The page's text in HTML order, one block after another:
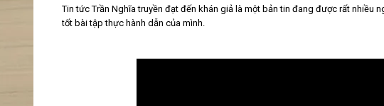
Tin tức Trần Nghĩa truyền đạt đến khán giả là một bản tin đang được rất nhiều
tốt bài tập thực hành dẫn của mình.